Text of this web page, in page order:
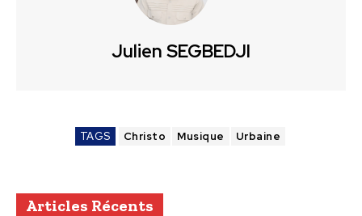
Julien SEGBEDJI
TAGS Christo Musique Urbaine
Articles Récents